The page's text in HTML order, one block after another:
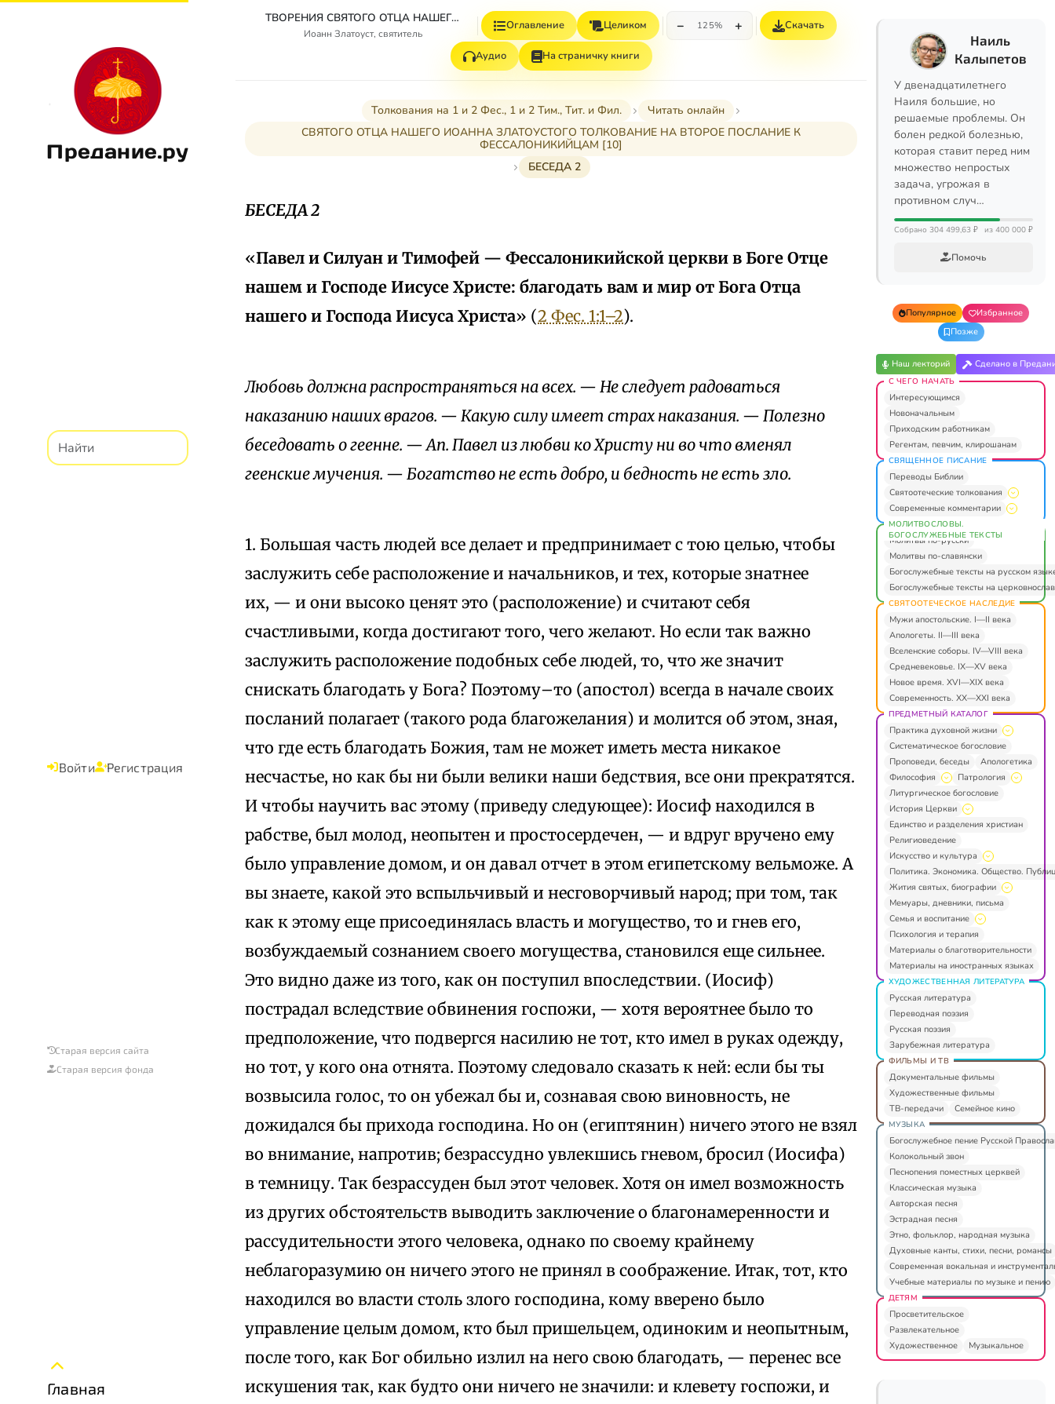
Предание.ру
Войти Регистрация
Старая версия сайта
Старая версия фонда
Главная
ТВОРЕНИЯ СВЯТОГО ОТЦА НАШЕГО ИОАННА ЗЛАТОУСТА, АРХИЕПИСКОПА КОНСТАНТИНОПОЛЬСКОГО. ТОМ ОДИННАДЦАТЫЙ. КНИГА ВТОРАЯ. ТОЛКОВАНИЯ НА ПОСЛАНИЯ АПОСТОЛА ПАВЛА. ТВОРЕНИЯ, приписываемые св. Иоанну Златоусту, и в Патрологии Миня отнесенные к разряду Spuria.
Иоанн Златоуст, святитель
Оглавление Целиком − 125% + Скачать
Аудио На страничку книги
Толкования на 1 и 2 Фес., 1 и 2 Тим., Тит. и Фил.
Читать онлайн
СВЯТОГО ОТЦА НАШЕГО ИОАННА ЗЛАТОУСТОГО ТОЛКОВАНИЕ НА ВТОРОЕ ПОСЛАНИЕ К
ФЕССАЛОНИКИЙЦАМ [10]
БЕСЕДА 2
БЕСЕДА 2
«Павел и Силуан и Тимофей — Фессалоникийской церкви в Боге Отце
нашем и Господе Иисусе Христе: благодать вам и мир от Бога Отца
нашего и Господа Иисуса Христа» (2 Фес. 1:1–2).
Любовь должна распространяться на всех. — Не следует радоваться
наказанию наших врагов. — Какую силу имеет страх наказания. — Полезно
беседовать о геенне. — Ап. Павел из любви ко Христу ни во что вменял
геенские мучения. — Богатство не есть добро, и бедность не есть зло.
1. Большая часть людей все делает и предпринимает с тою целью, чтобы
заслужить себе расположение и начальников, и тех, которые знатнее
их, — и они высоко ценят это (расположение) и считают себя
счастливыми, когда достигают того, чего желают. Но если так важно
заслужить расположение подобных себе людей, то, что же значит
снискать благодать у Бога? Поэтому–то (апостол) всегда в начале своих
посланий полагает (такого рода благожелания) и молится об этом, зная,
что где есть благодать Божия, там не может иметь места никакое
несчастье, но как бы ни были велики наши бедствия, все они прекратятся.
И чтобы научить вас этому (приведу следующее): Иосиф находился в
рабстве, был молод, неопытен и простосердечен, — и вдруг вручено ему
было управление домом, и он давал отчет в этом египетскому вельможе. А
вы знаете, какой это вспыльчивый и несговорчивый народ; при том, так
как к этому еще присоединялась власть и могущество, то и гнев его,
возбуждаемый сознанием своего могущества, становился еще сильнее.
Это видно даже из того, как он поступил впоследствии. (Иосиф)
пострадал вследствие обвинения госпожи, — хотя вероятнее было то
предположение, что подвергся насилию не тот, кто имел в руках одежду,
но тот, у кого она отнята. Поэтому следовало сказать к ней: если бы ты
возвысила голос, то он убежал бы и, сознавая свою виновность, не
дожидался бы прихода господина. Но он (египтянин) ничего этого не взял
во внимание, напротив; безрассудно увлекшись гневом, бросил (Иосифа)
в темницу. Так безрассуден был этот человек. Хотя он имел возможность
из других обстоятельств выводить заключение о благонамеренности и
рассудительности этого человека, однако по своему крайнему
неблагоразумию он ничего этого не принял в соображение. Итак, тот, кто
находился во власти столь злого господина, кому вверено было
управление целым домом, кто был пришельцем, одиноким и неопытным,
после того, как Бог обильно излил на него свою благодать, — перенес все
искушения так, как будто они ничего не значили: и клевету госпожи, и
Наиль
Калыпетов
У двенадцатилетнего
Наиля большие, но
решаемые проблемы. Он
болен редкой болезнью,
которая ставит перед ним
множество непростых
задача, угрожая в
противном случ…
Собрано 304 499,63 ₽ из 400 000 ₽
Помочь
Популярное
Избранное
Позже
Наш лекторий Сделано в
С ЧЕГО НАЧАТЬ
Интересующимся
Новоначальным
Приходским работникам
Регентам, певчим, клирошанам
СВЯЩЕННОЕ ПИСАНИЕ
Переводы Библии
Святоотеческие толкования
Современные комментарии
МОЛИТВОСЛОВЫ.
БОГОСЛУЖЕБНЫЕ ТЕКСТЫ
Молитвы по-русски
Молитвы по-славянски
Богослужебные тексты на русском
Богослужебные тексты на
СВЯТООТЕЧЕСКОЕ НАСЛЕДИЕ
Мужи апостольские. I—II века
Апологеты. II—III века
Вселенские соборы. IV—VIII века
Средневековье. IX—XV века
Новое время. XVI—XIX века
Современность. XX—XXI века
ПРЕДМЕТНЫЙ КАТАЛОГ
Практика духовной жизни
Систематическое богословие
Проповеди, беседы
Апологетика
Философия
Патрология
Литургическое богословие
История Церкви
Единство и разделения христиан
Религиоведение
Искусство и культура
Политика. Экономика. Общество.
Жития святых, биографии
Мемуары, дневники, письма
Семья и воспитание
Психология и терапия
Материалы о благотворительности
Материалы на иностранных языках
ХУДОЖЕСТВЕННАЯ ЛИТЕРАТУРА
Русская литература
Переводная поэзия
Русская поэзия
Зарубежная литература
ФИЛЬМЫ И ТВ
Документальные фильмы
Художественные фильмы
ТВ-передачи
Семейное кино
МУЗЫКА
Богослужебное пение Русской
Колокольный звон
Песнопения поместных церквей
Классическая музыка
Авторская песня
Эстрадная песня
Этно, фольклор, народная музыка
Духовные канты, стихи, песни, романсы
Современная вокальная и
Учебные материалы по музыке и пению
ДЕТЯМ
Просветительское
Развлекательное
Художественное
Музыкальное